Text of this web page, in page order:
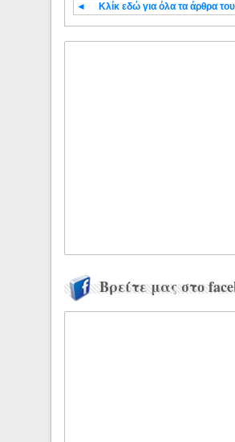
◄ Κλίκ εδώ για όλα τα άρθρα
Βρείτε μας στο